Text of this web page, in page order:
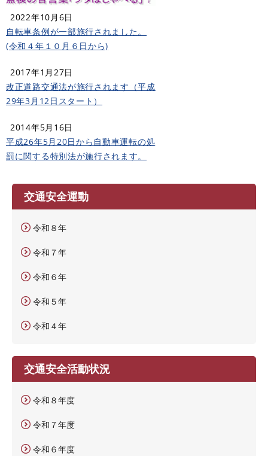
2022年10月6日
自転車条例が一部施行されました。
(令和４年１０月６日から)
2017年1月27日
改正道路交通法が施行されます（平成
29年3月12日スタート）
2014年5月16日
平成26年5月20日から自動車運転の処
罰に関する特別法が施行されます。
交通安全運動
令和８年
令和７年
令和６年
令和５年
令和４年
交通安全活動状況
令和８年度
令和７年度
令和６年度